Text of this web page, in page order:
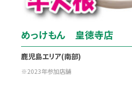
めっけもん 皇徳寺店
鹿児島エリア(南部)
2023年参加店舗